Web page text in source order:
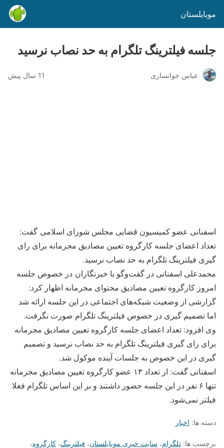
موبایلستان
جلسه فیلترینگ تلگرام به حد نصاب نرسید‬
عباس خوانساری 11 سال پیش
اسفنانی عضو کمیسیون قضایی مجلس شورای اسلامی گفت:
تعداد اعضای جلسه کارگروه تعیین مصادیق مجرمانه برای رای
گیری فیلترینگ تلگرام به حد نصاب نرسید‬.
‬محمدعلی اسفنانی در گفت‌وگو با خبرنگاران در خصوص جلسه
امروز کارگروه تعیین مصادیق محتوای مجرمانه اظهار کرد:
گزارشی از وضعیت شبکه‌های اجتماعی در این جلسه ارائه شد
اما تصمیم گیری در خصوص فیلترینگ تلگرام صورت نگرفت.
وی افزود: تعداد اعضای جلسه کارگروه تعیین مصادیق مجرمانه
برای رای گیری فیلترینگ تلگرام به حد نصاب نرسید‬ و تصمیم
گیری در این خصوص به جلسات آینده موکول شد.
اسفنانی گفت: از تعداد ۱۳ عضو کارگروه تعیین مصادیق مجرمانه
تنها ۶ نفر در این جلسه حضور داشتند و بر این اساس تلگرام فعلا
فیلتر نمی‌شود.
دسته ها: اخبار
برچسب ها: تلگرام، سایت خبری موبایلستان، فیلترینگ، کارگروه،